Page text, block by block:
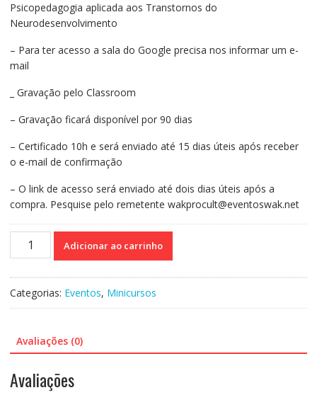
Psicopedagogia aplicada aos Transtornos do
Neurodesenvolvimento
– Para ter acesso a sala do Google precisa nos informar um e-
mail
_ Gravação pelo Classroom
– Gravação ficará disponível por 90 dias
– Certificado 10h e será enviado até 15 dias úteis após receber
o e-mail de confirmação
– O link de acesso será enviado até dois dias úteis após a
compra. Pesquise pelo remetente wakprocult@eventoswak.net
Curso
182:
Reabilitação
em
Adicionar ao carrinho
Categorias: Eventos, Minicursos
Avaliações (0)
Avaliações